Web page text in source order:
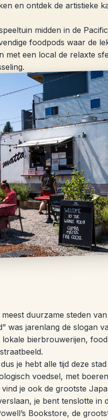
en ontdek de artistieke
midden in de
foodpods waar de
met een local de relaxte
duurzame steden
was jarenlang de slogan
bierbrouwerijen,
je hebt alle tijd deze
voedsel, met
je ook de grootste
je bent tenslotte in
Bookstore, de